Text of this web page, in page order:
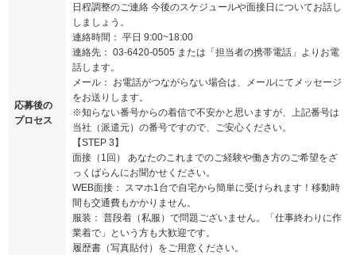
応募後の
プロセス
日程調整のご連絡 今後のスケジュールや面接日についてお話し
しましょう。
連絡時間： 平日 9:00~18:00
連絡先： 03-6420-0505 または「担当者の携帯電話」よりお電
話します。
メール： お電話がつながらない場合は、メールにてメッセージ
をお送りします。
※知らない番号からの着信で不安かと思いますが、上記番号は
当社（派遣元）の番号ですので、ご安心ください。
【STEP 3】
面接（1回） あなたのこれまでのご経験や働き方のご希望をざ
っくばらんにお聞かせください。
WEB面接： スマホ1台で自宅から簡単に受けられます！移動時
間も交通費もかかりません。
服装： 普段着（私服）で問題ございません。「仕事終わりに作
業着で」という方も大歓迎です。
履歴書（写真貼付）をご用意ください。